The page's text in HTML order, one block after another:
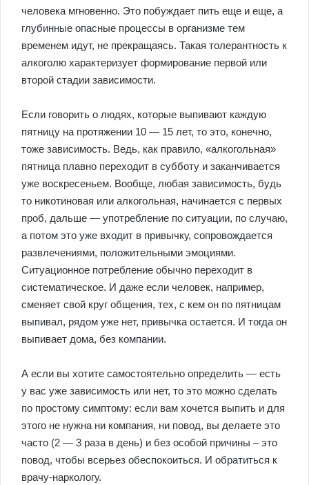
человека мгновенно. Это побуждает пить еще и еще, а
глубинные опасные процессы в организме тем
временем идут, не прекращаясь. Такая толерантность к
алкоголю характеризует формирование первой или
второй стадии зависимости.
Если говорить о людях, которые выпивают каждую
пятницу на протяжении 10 — 15 лет, то это, конечно,
тоже зависимость. Ведь, как правило, «алкогольная»
пятница плавно переходит в субботу и заканчивается
уже воскресеньем. Вообще, любая зависимость, будь
то никотиновая или алкогольная, начинается с первых
проб, дальше — употребление по ситуации, по случаю,
а потом это уже входит в привычку, сопровождается
развлечениями, положительными эмоциями.
Ситуационное потребление обычно переходит в
систематическое. И даже если человек, например,
сменяет свой круг общения, тех, с кем он по пятницам
выпивал, рядом уже нет, привычка остается. И тогда он
выпивает дома, без компании.
А если вы хотите самостоятельно определить — есть
у вас уже зависимость или нет, то это можно сделать
по простому симптому: если вам хочется выпить и для
этого не нужна ни компания, ни повод, вы делаете это
часто (2 — 3 раза в день) и без особой причины – это
повод, чтобы всерьез обеспокоиться. И обратиться к
врачу-наркологу.